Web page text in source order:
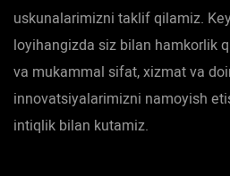
uskunalarimizni taklif qilamiz.
loyihangizda siz bilan hamkorlik
va mukammal sifat, xizmat va
innovatsiyalarimizni namoyish
intiqlik bilan kutamiz.